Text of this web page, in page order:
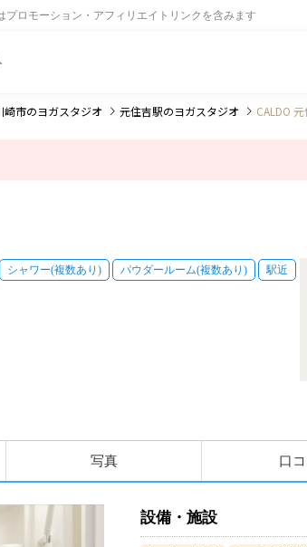
プロモーション・アフィリエイトリンクを含みます
崎市のヨガスタジオ 元住吉駅のヨガスタジオ CALDO
シャワー(複数あり) パウダールーム(複数あり) 駅近
写真 口コ
設備・施設